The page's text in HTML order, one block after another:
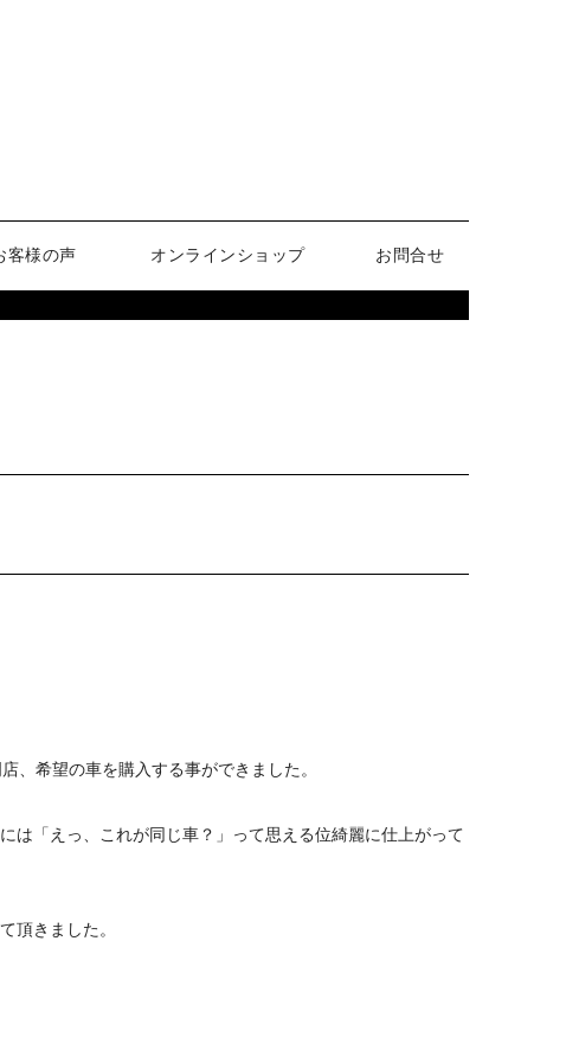
客様の声 オンラインショップ お問合せ
、希望の車を購入する事ができました。
は「えっ、これが同じ車？」って思える位綺麗に仕上がって
頂きました。